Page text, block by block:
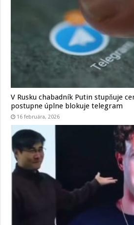
V Rusku chabadník Putin stupňuje
postupne úplne blokuje telegram
16 februára, 2026